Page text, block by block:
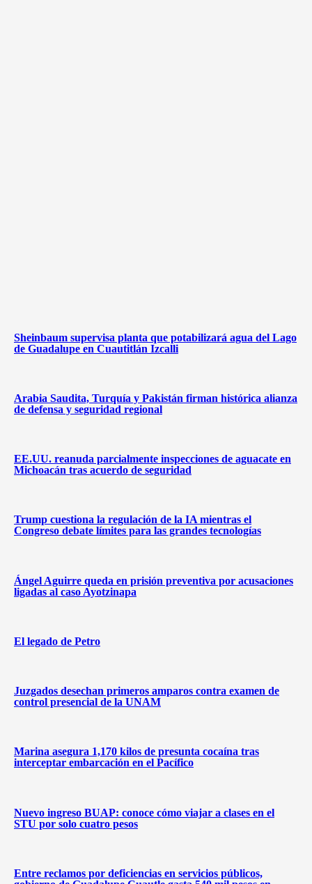
Sheinbaum supervisa planta que potabilizará agua del Lago
de Guadalupe en Cuautitlán Izcalli
Arabia Saudita, Turquía y Pakistán firman histórica alianza
de defensa y seguridad regional
EE.UU. reanuda parcialmente inspecciones de aguacate en
Michoacán tras acuerdo de seguridad
Trump cuestiona la regulación de la IA mientras el
Congreso debate límites para las grandes tecnologías
Ángel Aguirre queda en prisión preventiva por acusaciones
ligadas al caso Ayotzinapa
El legado de Petro
Juzgados desechan primeros amparos contra examen de
control presencial de la UNAM
Marina asegura 1,170 kilos de presunta cocaína tras
interceptar embarcación en el Pacífico
Nuevo ingreso BUAP: conoce cómo viajar a clases en el
STU por solo cuatro pesos
Entre reclamos por deficiencias en servicios públicos,